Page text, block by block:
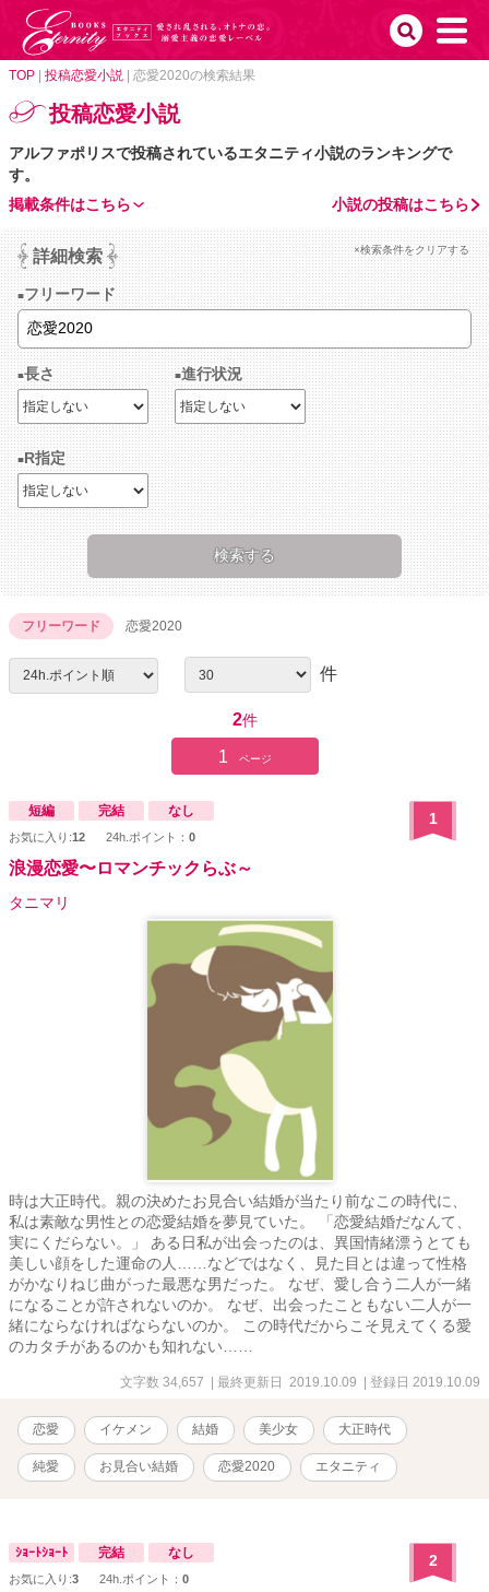
TOP 投稿恋愛小説 恋愛2020の検索結果
投稿恋愛小説
アルファポリスで投稿されているエタニティ小説のランキングで
す。
小説の投稿はこちら
掲載条件はこちら
詳細検索 ×検索条件をクリアする
フリーワード
長さ 進行状況
R指定
フリーワード 恋愛2020
件
2件
1 ページ
短編 完結 なし
お気に入り:12 24h.ポイント： 0
1
浪漫恋愛〜ロマンチックらぶ～
タニマリ
時は大正時代。親の決めたお見合い結婚が当たり前なこの時代に、
私は素敵な男性との恋愛結婚を夢見ていた。 「恋愛結婚だなんて、
実にくだらない。」 ある日私が出会ったのは、異国情緒漂うとても
美しい顔をした運命の人……などではなく、見た目とは違って性格
がかなりねじ曲がった最悪な男だった。 なぜ、愛し合う二人が一緒
になることが許されないのか。 なぜ、出会ったこともない二人が一
緒にならなければならないのか。 この時代だからこそ見えてくる愛
のカタチがあるのかも知れない……
文字数 34,657 | 最終更新日 2019.10.09 | 登録日 2019.10.09
恋愛 イケメン 結婚 美少女 大正時代
純愛 お見合い結婚 恋愛2020 エタニティ
ｼｮｰﾄｼｮｰﾄ 完結 なし
お気に入り:3 24h.ポイント： 0
2